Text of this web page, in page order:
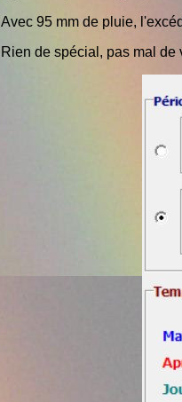
Avec 95 mm de pluie,
Rien de spécial, pas mal